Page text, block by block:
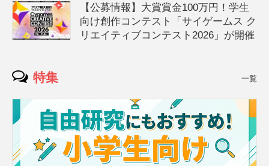
【公募情報】大賞賞金100万円！学生
向け創作コンテスト「サイゲームス ク
リエイティブコンテスト2026」が開催
特集 一覧